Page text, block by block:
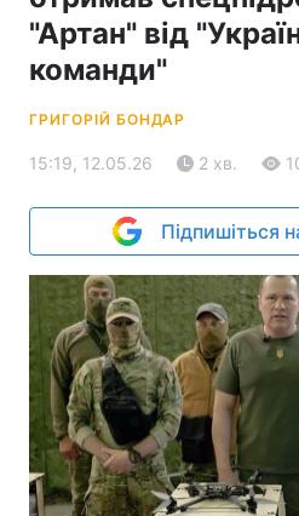
"Артан" від
команди"
ГРИГОРІЙ БОНДАР
15:19, 12.05.26 2 хв.
Підпишіться